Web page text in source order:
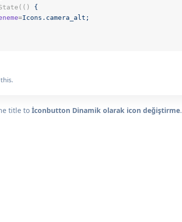
{
=Icons.camera_alt;
title to İconbutton Dinamik olarak icon değiştirme.